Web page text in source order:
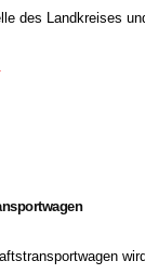
des Landkreises